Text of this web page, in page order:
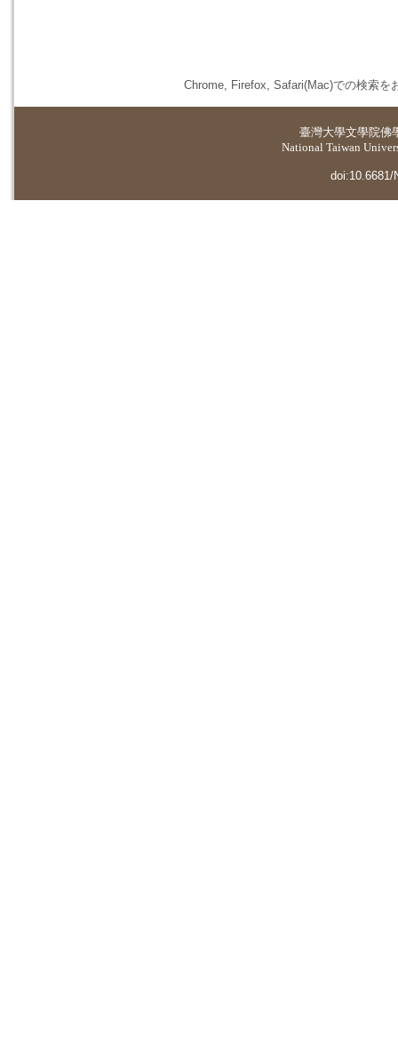
Chrome, Firefox, Safari(Mac)での検索を
臺灣大學文學院佛
National Taiwan
doi:10.6681/